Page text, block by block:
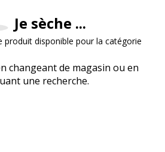
Je sèche ...
produit disponible pour la catégorie
changeant de magasin ou en
une recherche.